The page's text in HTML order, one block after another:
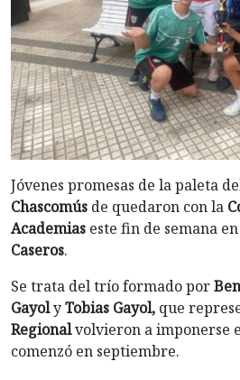
Jóvenes promesas de la paleta
Chascomús de quedaron con la
Academias este fin de semana
Caseros.
Se trata del trío formado por
GayolyTobias Gayol, que
Regionalvolvieron a imponerse
comenzó en septiembre.